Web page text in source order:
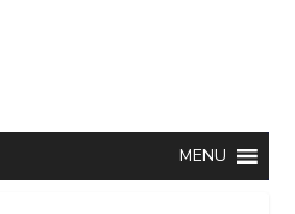
MENU